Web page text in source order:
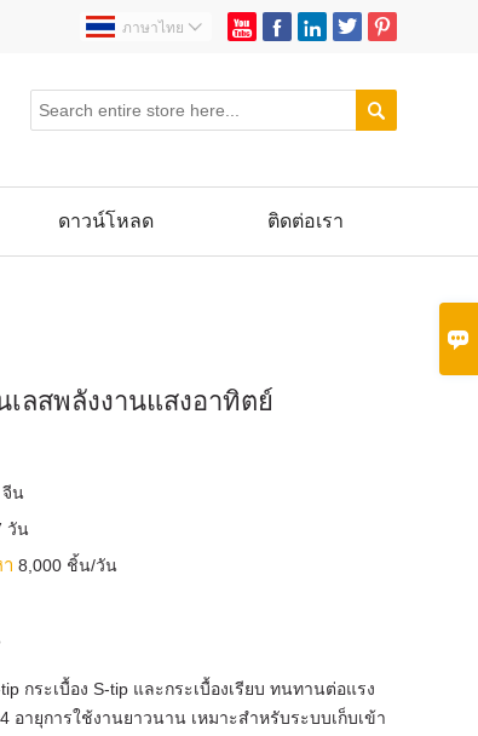

    
ภาษาไทย 

ดาวน์โหลด ติดต่อเรา
ลสพลังงานแสงอาทิตย์
จีน
วัน
า8,000 ชิ้น/วัน
กระเบื้อง S-tip และกระเบื้องเรียบ ทนทานต่อแรง
อายุการใช้งานยาวนาน เหมาะสำหรับระบบเก็บเข้า